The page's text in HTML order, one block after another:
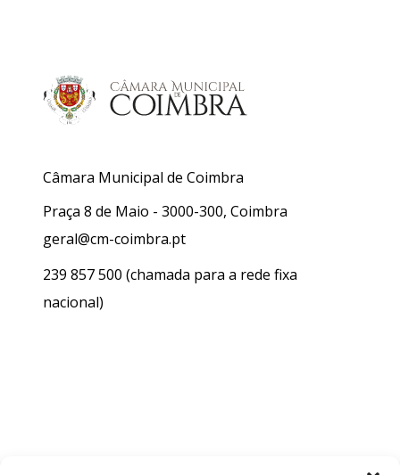
Câmara Municipal de Coimbra
Praça 8 de Maio - 3000-300, Coimbra
geral@cm-coimbra.pt
239 857 500 (chamada para a rede fixa
nacional)